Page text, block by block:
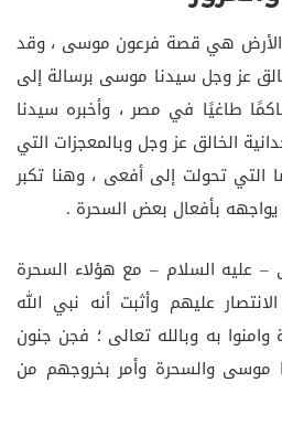
هي قصة فرعون موسى ، وقد
عز وجل سيدنا موسى برسالة إلى
طاغيًا في مصر ، وأخبره سيدنا
الخالق عز وجل وبالمعجزات التي
التي تحولت إلى أفعى ، وهنا تكبر
بأفعال بعض السحرة .
عليه السلام – مع هؤلاء السحرة
عليهم وأثبت أنه نبي الله
به وبالله تعالى ؛ فجن جنون
موسى والسحرة وأمر بخروجهم من